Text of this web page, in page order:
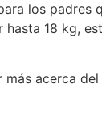
los
18 kg,
acerca